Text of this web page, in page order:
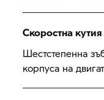
Скоростна кутия
Шестстепенна
корпуса на